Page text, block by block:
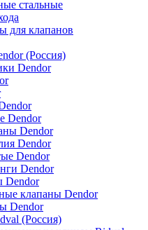
стальные
для клапанов
(Россия)
Dendor
Dendor
Dendor
Dendor
Dendor
Dendor
Dendor
клапаны Dendor
Dendor
(Россия)